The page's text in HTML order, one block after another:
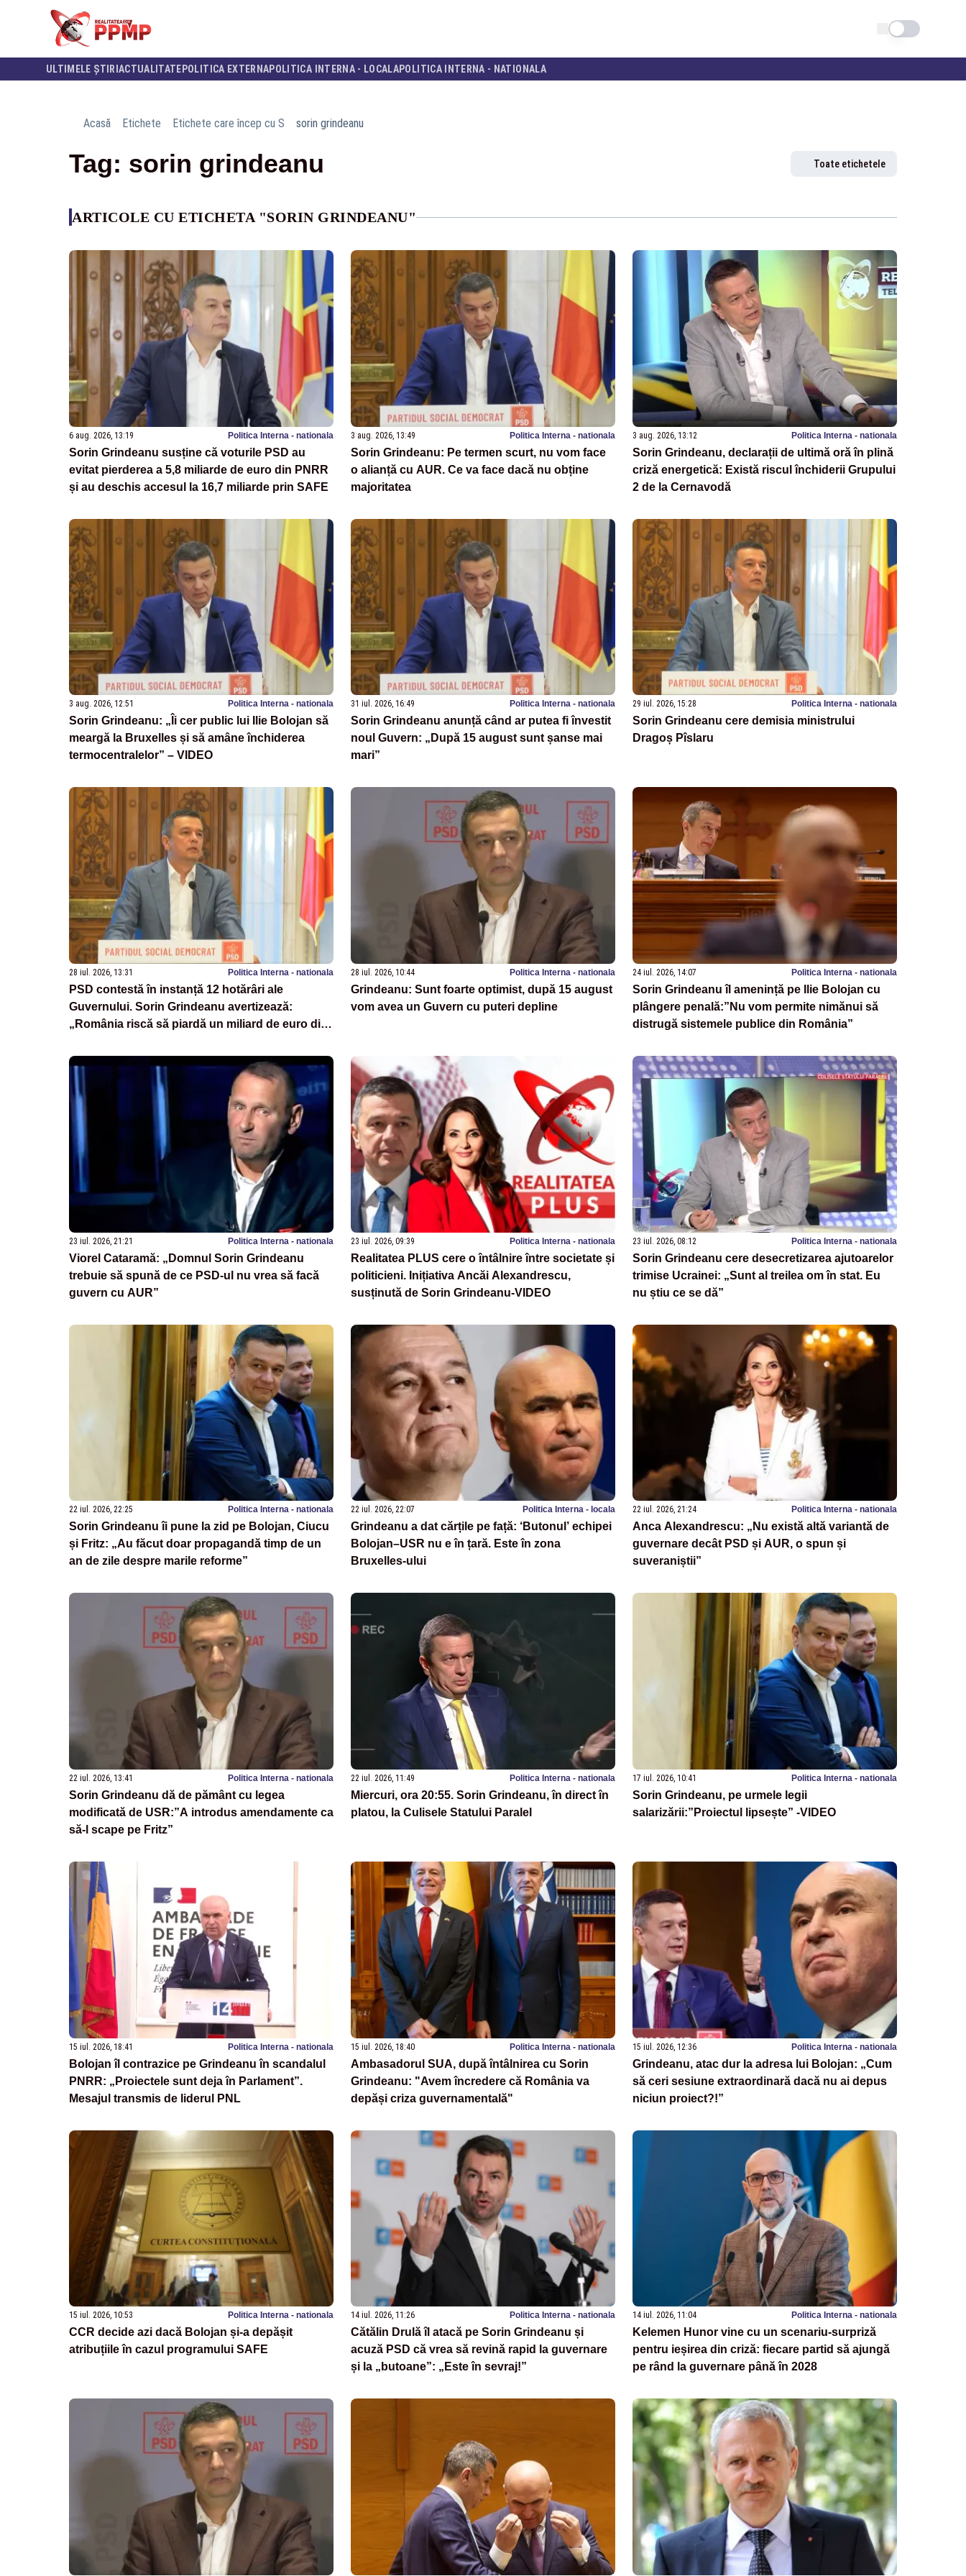
Schimba tema
ULTIMELE ȘTIRI ACTUALITATE POLITICA EXTERNAPOLITICA INTERNA - LOCALAPOLITICA INTERNA - NATIONALA
Acasă Etichete Etichete care încep cu S sorin grindeanu
Tag: sorin grindeanu Toate etichetele
ARTICOLE CU ETICHETA "SORIN GRINDEANU"
6 aug. 2026, 13:19 Politica Interna - nationala
Sorin Grindeanu susține că voturile PSD au
evitat pierderea a 5,8 miliarde de euro din PNRR
și au deschis accesul la 16,7 miliarde prin SAFE
3 aug. 2026, 13:49 Politica Interna - nationala
Sorin Grindeanu: Pe termen scurt, nu vom face
o alianță cu AUR. Ce va face dacă nu obține
majoritatea
3 aug. 2026, 13:12 Politica Interna - nationala
Sorin Grindeanu, declarații de ultimă oră în plină
criză energetică: Există riscul închiderii Grupului
2 de la Cernavodă
3 aug. 2026, 12:51 Politica Interna - nationala
Sorin Grindeanu: „Îi cer public lui Ilie Bolojan să
meargă la Bruxelles și să amâne închiderea
termocentralelor” – VIDEO
31 iul. 2026, 16:49 Politica Interna - nationala
Sorin Grindeanu anunță când ar putea fi învestit
noul Guvern: „După 15 august sunt șanse mai
mari”
29 iul. 2026, 15:28 Politica Interna - nationala
Sorin Grindeanu cere demisia ministrului
Dragoș Pîslaru
28 iul. 2026, 13:31 Politica Interna - nationala
PSD contestă în instanță 12 hotărâri ale
Guvernului. Sorin Grindeanu avertizează:
„România riscă să piardă un miliard de euro din
28 iul. 2026, 10:44 Politica Interna - nationala
Grindeanu: Sunt foarte optimist, după 15 august
vom avea un Guvern cu puteri depline
24 iul. 2026, 14:07 Politica Interna - nationala
Sorin Grindeanu îl amenință pe Ilie Bolojan cu
plângere penală:”Nu vom permite nimănui să
distrugă sistemele publice din România”
23 iul. 2026, 21:21 Politica Interna - nationala
Viorel Cataramă: „Domnul Sorin Grindeanu
trebuie să spună de ce PSD-ul nu vrea să facă
guvern cu AUR”
23 iul. 2026, 09:39 Politica Interna - nationala
Realitatea PLUS cere o întâlnire între societate și
politicieni. Inițiativa Ancăi Alexandrescu,
susținută de Sorin Grindeanu-VIDEO
23 iul. 2026, 08:12 Politica Interna - nationala
Sorin Grindeanu cere desecretizarea ajutoarelor
trimise Ucrainei: „Sunt al treilea om în stat. Eu
nu știu ce se dă”
22 iul. 2026, 22:25 Politica Interna - nationala
Sorin Grindeanu îi pune la zid pe Bolojan, Ciucu
și Fritz: „Au făcut doar propagandă timp de un
an de zile despre marile reforme”
22 iul. 2026, 22:07 Politica Interna - locala
Grindeanu a dat cărțile pe față: ‘Butonul’ echipei
Bolojan–USR nu e în țară. Este în zona
Bruxelles-ului
22 iul. 2026, 21:24 Politica Interna - nationala
Anca Alexandrescu: „Nu există altă variantă de
guvernare decât PSD și AUR, o spun și
suveraniștii”
22 iul. 2026, 13:41 Politica Interna - nationala
Sorin Grindeanu dă de pământ cu legea
modificată de USR:”A introdus amendamente ca
să-l scape pe Fritz”
22 iul. 2026, 11:49 Politica Interna - nationala
Miercuri, ora 20:55. Sorin Grindeanu, în direct în
platou, la Culisele Statului Paralel
17 iul. 2026, 10:41 Politica Interna - nationala
Sorin Grindeanu, pe urmele legii
salarizării:”Proiectul lipsește” -VIDEO
15 iul. 2026, 18:41 Politica Interna - nationala
Bolojan îl contrazice pe Grindeanu în scandalul
PNRR: „Proiectele sunt deja în Parlament”.
Mesajul transmis de liderul PNL
15 iul. 2026, 18:40 Politica Interna - nationala
Ambasadorul SUA, după întâlnirea cu Sorin
Grindeanu: "Avem încredere că România va
depăși criza guvernamentală"
15 iul. 2026, 12:36 Politica Interna - nationala
Grindeanu, atac dur la adresa lui Bolojan: „Cum
să ceri sesiune extraordinară dacă nu ai depus
niciun proiect?!”
15 iul. 2026, 10:53 Politica Interna - nationala
CCR decide azi dacă Bolojan și-a depășit
atribuțiile în cazul programului SAFE
14 iul. 2026, 11:26 Politica Interna - nationala
Cătălin Drulă îl atacă pe Sorin Grindeanu și
acuză PSD că vrea să revină rapid la guvernare
și la „butoane”: „Este în sevraj!”
14 iul. 2026, 11:04 Politica Interna - nationala
Kelemen Hunor vine cu un scenariu-surpriză
pentru ieșirea din criză: fiecare partid să ajungă
pe rând la guvernare până în 2028